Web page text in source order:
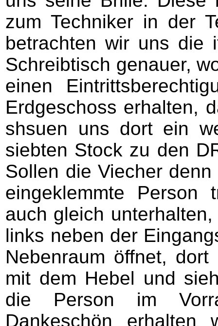
zum Techniker in der
betrachten wir uns die
Schreibtisch genauer,
einen
Erdgeschoss erhalten,
shsuen uns dort ein
siebten Stock zu den
Sollen die Viecher
eingeklemmte
auch gleich
links neben der
Nebenraum öffnet,
mit dem Hebel und
die Person im
Dankeschön